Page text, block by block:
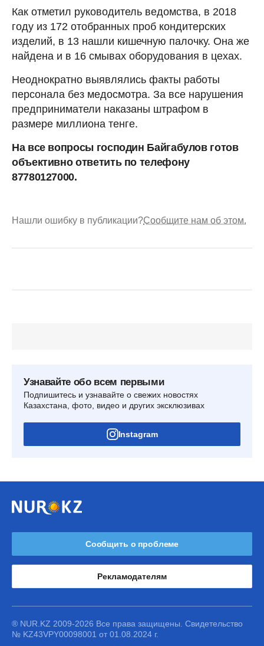
Как отметил руководитель ведомства, в 2018
году из 172 отобранных проб кондитерских
изделий, в 13 нашли кишечную палочку. Она же
найдена и в 16 смывах оборудования в цехах.
Неоднократно выявлялись факты работы
персонала без медосмотра. За все нарушения
предприниматели наказаны штрафом в
размере миллиона тенге.
На все вопросы господин Байгабулов готов
объективно ответить по телефону
87780127000.
Нашли ошибку в публикации?Сообщите нам об этом.
Узнавайте обо всем первыми
Подпишитесь и узнавайте о свежих новостях
Казахстана, фото, видео и других эксклюзивах
Instagram
Сообщить о проблеме
Рекламодателям
® NUR.KZ 2009-2026 Все права защищены. Свидетельство
№ KZ43VPY00098001 от 01.08.2024 г.